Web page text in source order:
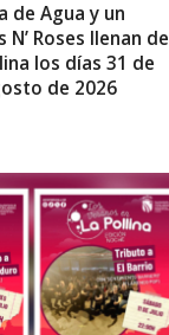
de Agua y un
Roses llenan de
los días 31 de
de 2026